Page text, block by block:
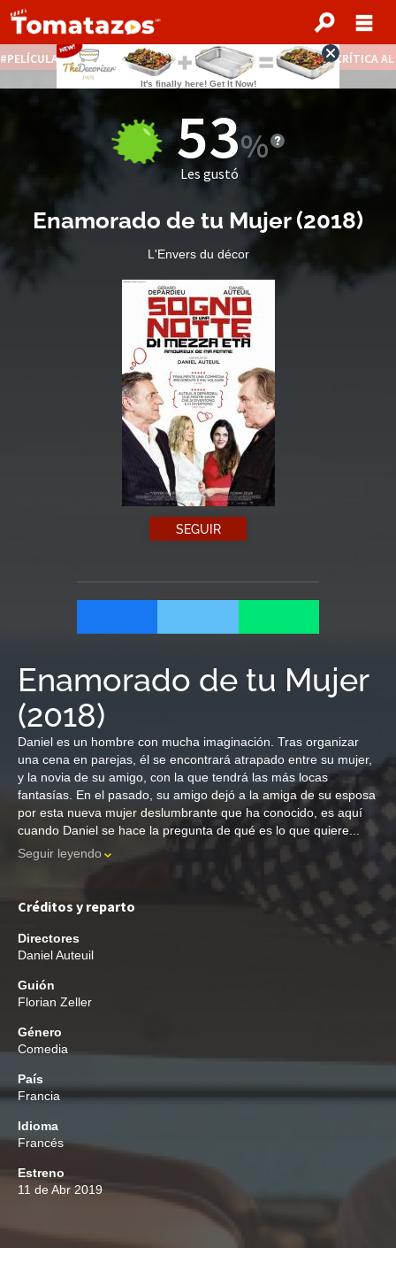
PELÍCULAS STREAMING GRATIS NOTICIAS DESTACADAS CRÍTICA
53
Les gustó
Enamorado de tu Mujer(2018)
L'Envers du décor
SEGUIR
Enamorado de tu Mujer
(2018)
Daniel es un hombre con mucha imaginación. Tras organizar
una cena en parejas, él se encontrará atrapado entre su mujer,
y la novia de su amigo, con la que tendrá las más locas
fantasías. En el pasado, su amigo dejó a la amiga de su esposa
por esta nueva mujer deslumbrante que ha conocido, es aquí
cuando Daniel se hace la pregunta de qué es lo que quiere...
Seguir leyendo
Créditos y reparto
Directores
Daniel Auteuil
Guión
Florian Zeller
Género
Comedia
País
Francia
Idioma
Francés
Estreno
11 de Abr 2019